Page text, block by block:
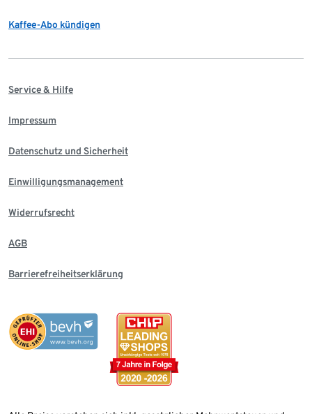
Kaffee-Abo kündigen
Service & Hilfe
Impressum
Datenschutz und Sicherheit
Einwilligungsmanagement
Widerrufsrecht
AGB
Barrierefreiheitserklärung